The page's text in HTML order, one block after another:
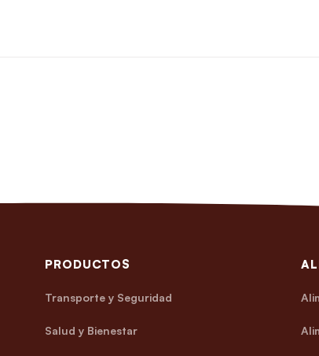
PRODUCTOS
Transporte y Seguridad
Salud y Bienestar